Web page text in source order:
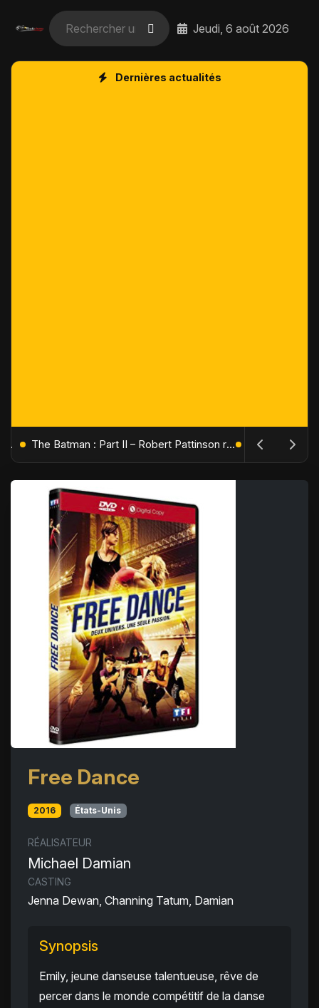
Jeudi, 6 août 2026
Dernières actualités
L'Âge de Glace : Le Réveil du Volcan – Manny, Sid et Diego de retour pour une aventure explosive The Batman : Part II – Robert Pattinson replonge dans les ténèbres de Gotham dès octobre 2027
Free Dance
2016 États-Unis
RÉALISATEUR
Michael Damian
CASTING
Jenna Dewan, Channing Tatum, Damian
Synopsis
Emily, jeune danseuse talentueuse, rêve de
percer dans le monde compétitif de la danse